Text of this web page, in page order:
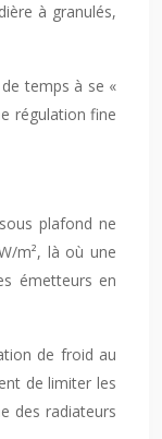
à granulés,
temps à se «
régulation fine
plafond ne
m², là où une
émetteurs en
de froid au
de limiter les
des radiateurs